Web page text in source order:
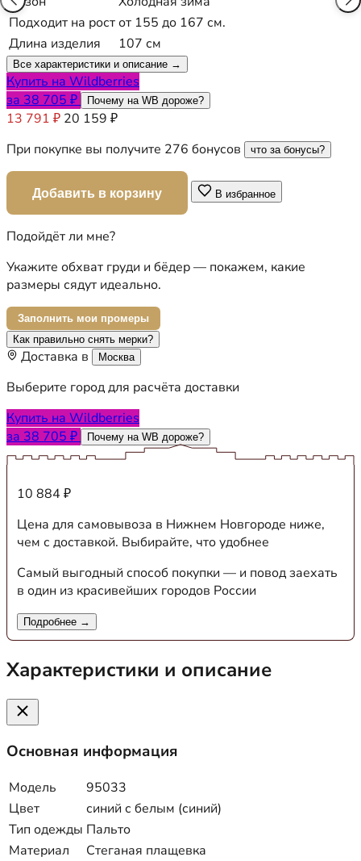
Подходит на ростот 155 до 167 см.
Длина изделия
107 см
Все характеристики и описание →
Купить на Wildberries
за 38 705 ₽
Почему на WB дороже?
13 791 ₽ 20 159 ₽
При покупке вы получите 276 бонусов
что за бонусы?
Добавить в корзину В избранное
Подойдёт ли мне?
Укажите обхват груди и бёдер — покажем, какие
размеры сядут идеально.
Заполнить мои промеры
Как правильно снять мерки?
Доставка в Москва
Выберите город для расчёта доставки
Купить на Wildberries
за 38 705 ₽
Почему на WB дороже?
10 884 ₽
Цена для самовывоза в Нижнем Новгороде ниже,
чем с доставкой. Выбирайте, что удобнее
Самый выгодный способ покупки — и повод заехать
в один из красивейших городов России
Подробнее →
Характеристики и описание
Основная информация
Модель
95033
Цвет
синий с белым (синий)
Тип одежды Пальто
Материал
Стеганая плащевка